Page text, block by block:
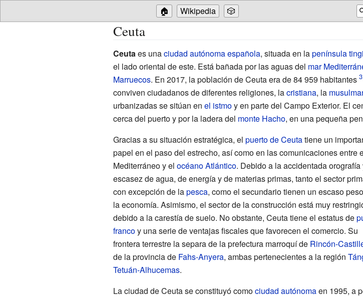
🏠 Wikipedia 🎲
Ceuta
Ceuta es unaciudad autónomaespañola, situada en lapenínsula
el lado oriental de este. Está bañada por las aguas del mar
Marruecos. En 2017, la población de Ceuta era de84 959 habitantes
conviven ciudadanos de diferentes religiones, lacristiana, la
urbanizadas se sitúan en el istmoy en parte del Campo Exterior. El
cerca del puerto y por la ladera del monte Hacho, en una pequeña
Gracias a su situación estratégica, el puerto de Ceutatiene un
papel en el paso del estrecho, así como en las comunicaciones entre
Mediterráneo y el océano Atlántico. Debido a la accidentada orografía
escasez de agua, de energía y de materias primas, tanto el sector
con excepción de lapesca, como el secundario tienen un escaso
la economía. Asimismo, el sector de la construcción está muy
debido a la carestía de suelo. No obstante, Ceuta tiene el estatus de
francoy una serie de ventajas fiscales que favorecen el comercio. Su
frontera terrestre la separa de la prefectura marroquí de Rincón-
de la provincia de Fahs-Anyera, ambas pertenecientes a la región
Tetuán-Alhucemas.
La ciudad de Ceuta se constituyó comociudad autónomaen 1995, a